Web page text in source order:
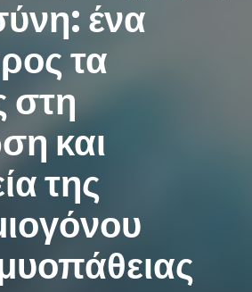
ένα
τα
στη
και
της